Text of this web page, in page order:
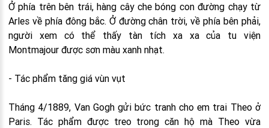
Ở phía trên bên trái, hàng cây che bóng con đường chạy từ
Arles về phía đông bắc. Ở đường chân trời, về phía bên phải,
người xem có thể thấy tàn tích xa xa của tu viện
Montmajour được sơn màu xanh nhạt.
- Tác phẩm tăng giá vùn vụt
Tháng 4/1889, Van Gogh gửi bức tranh cho em trai Theo ở
Paris. Tác phẩm được treo trong căn hộ mà Theo vừa